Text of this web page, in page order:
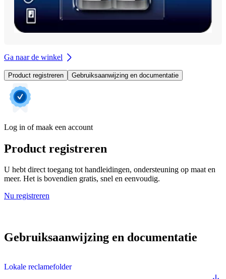
Ga naar de winkel
Product registreren Gebruiksaanwijzing en documentatie
Log in of maak een account
Product registreren
U hebt direct toegang tot handleidingen, ondersteuning op maat en
meer. Het is bovendien gratis, snel en eenvoudig.
Nu registreren
Gebruiksaanwijzing en documentatie
Lokale reclamefolder